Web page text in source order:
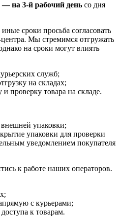
— на 3‑й рабочий день со дня
сроки просьба согласовать
Мы стремимся отгружать
на сроки могут влиять
служб;
на складах;
проверку товара на складе.
упаковки;
упаковки для проверки
уведомлением покупателя
к работе наших операторов.
с курьерами;
к товарам.